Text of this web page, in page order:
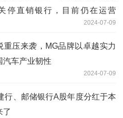
停直销银行，目前仍在运营
2024-07-09
重压来袭，MG品牌以卓越实力
汽车产业韧性
2024-07-09
行、邮储银行A股年度分红于本
了